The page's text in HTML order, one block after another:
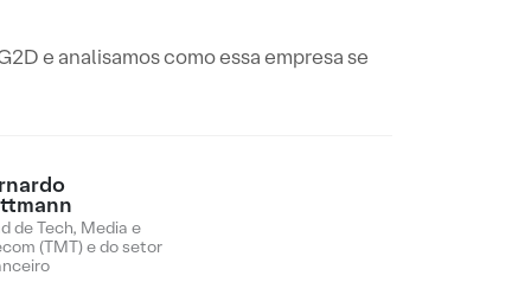
e analisamos como essa empresa se
de Tech, Media e
(TMT) e do setor